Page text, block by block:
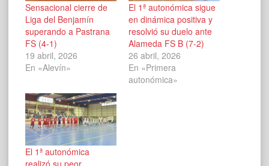
Sensacional cierre de
Liga del Benjamín
superando a Pastrana
FS (4-1)
19 abril, 2026
En «Alevín»
El 1ª autonómica sigue
en dinámica positiva y
resolvió su duelo ante
Alameda FS B (7-2)
26 abril, 2026
En «Primera
autonómica»
El 1ª autonómica
realizó su peor